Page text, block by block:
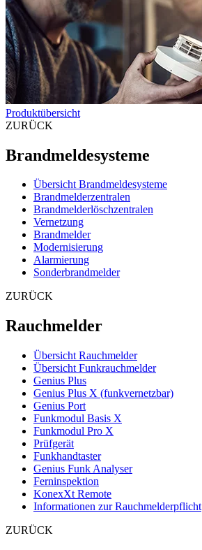
Produktübersicht
ZURÜCK
Brandmeldesysteme
Übersicht Brandmeldesysteme
Brandmelderzentralen
Brandmelderlöschzentralen
Vernetzung
Brandmelder
Modernisierung
Alarmierung
Sonderbrandmelder
ZURÜCK
Rauchmelder
Übersicht Rauchmelder
Übersicht Funkrauchmelder
Genius Plus
Genius Plus X (funkvernetzbar)
Genius Port
Funkmodul Basis X
Funkmodul Pro X
Prüfgerät
Funkhandtaster
Genius Funk Analyser
Ferninspektion
KonexXt Remote
Informationen zur Rauchmelderpflicht
ZURÜCK